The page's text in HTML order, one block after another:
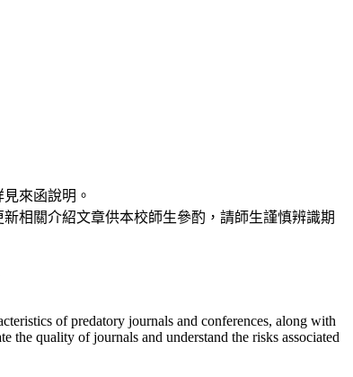
來函說明。
相關介紹文章供本校師生參酌，請師生謹慎辨識期
of predatory journals and conferences, along with
the quality of journals and understand the risks associated